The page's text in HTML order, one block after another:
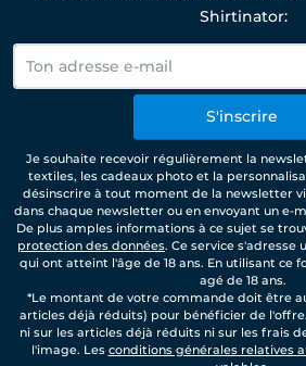
Shirtinator:
S'inscrire
Je souhaite recevoir régulièrement la
textiles, les cadeaux photo et la
désinscrire à tout moment de la newsletter
dans chaque newsletter ou en envoyant un e-
De plus amples informations à ce sujet se
protection des données. Ce service s'adresse
qui ont atteint l'âge de 18 ans. En utilisant ce
agé de 18 ans.
*Le montant de votre commande doit être
articles déjà réduits) pour bénéficier de
ni sur les articles déjà réduits ni sur les frais
l'image. Les conditions générales relatives